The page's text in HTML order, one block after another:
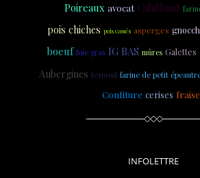
Poireaux avocat Cabillaud
pois chiches pois cassés asperges
boeuf foie gras IG BAS mûres Galettes
Aubergines fenouil farine de petit
Confiture cerises
INFOLETTRE